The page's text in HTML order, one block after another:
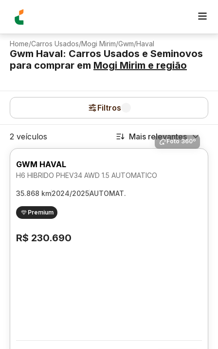
Home/Carros Usados/Mogi Mirim/Gwm/Haval
Gwm Haval: Carros Usados e Seminovos
para comprar em Mogi Mirim e região
Filtros
2 veículos Mais relevantes
Foto 360º
GWM HAVAL
H6 HIBRIDO PHEV34 AWD 1.5 AUTOMATICO
35.868 km2024/2025AUTOMAT.
Premium
R$ 230.690